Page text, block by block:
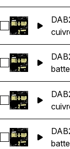
Sélectionnez
Sélectionnez
Sélectionnez
Sélectionnez